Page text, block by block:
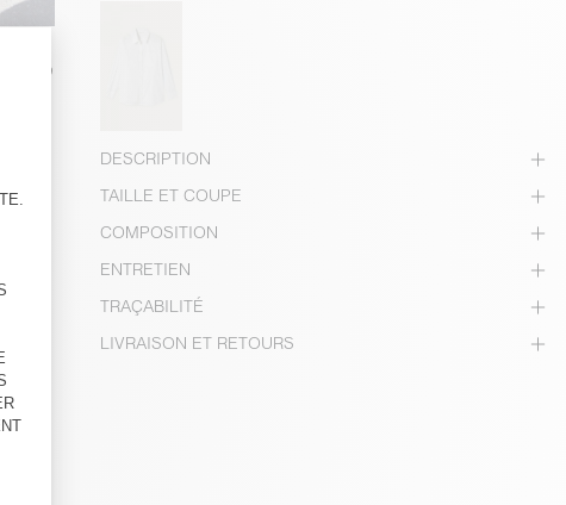
DESCRIPTION
TAILLE ET COUPE
COMPOSITION
ENTRETIEN
TRAÇABILITÉ
LIVRAISON ET RETOURS